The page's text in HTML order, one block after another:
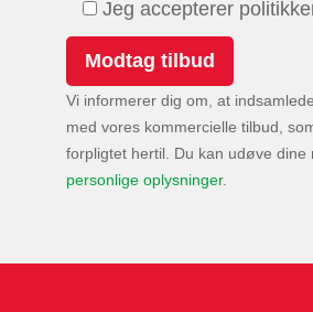
Jeg accepterer
Vi informerer dig om, at
med vores kommercielle tilbud,
forpligtet hertil. Du kan udøve
personlige oplysninger.